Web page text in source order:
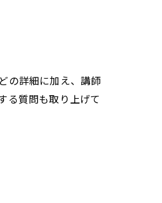
の詳細に加え、講師
る質問も取り上げて